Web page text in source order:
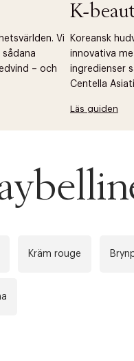
Vi
– och
K-
Koreansk
innovativa
ingredienser
Centella
Läs guiden
Kräm rouge